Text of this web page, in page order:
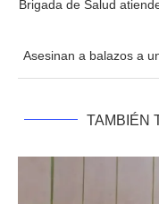
Brigada de Salud
Asesinan a balazos a
TAMBIÉN